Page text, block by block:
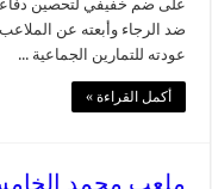
على ضم خفيفي لتحصين دفاعه
ضد الرجاء وأبعته عن
عودته للتمارين الجماعية ...
أكمل القراءة »
ملعب محمد